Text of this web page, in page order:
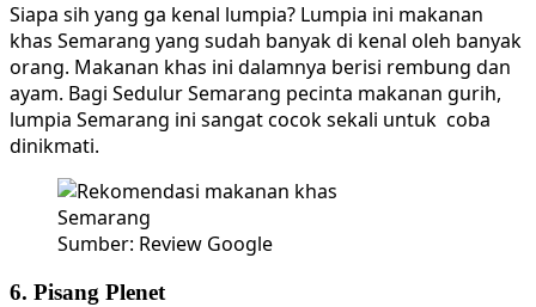
Siapa sih yang ga kenal lumpia? Lumpia ini makanan
khas Semarang yang sudah banyak di kenal oleh banyak
orang. Makanan khas ini dalamnya berisi rembung dan
ayam. Bagi Sedulur Semarang pecinta makanan gurih,
lumpia Semarang ini sangat cocok sekali untuk coba
dinikmati.
Sumber: Review Google
6. Pisang Plenet